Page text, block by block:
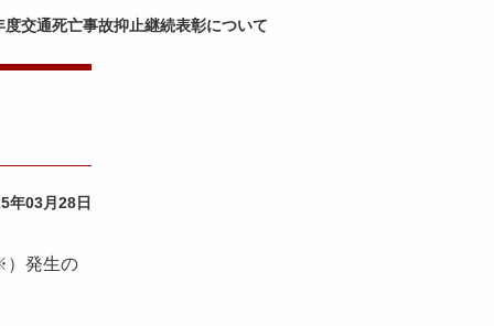
度交通死亡事故抑止継続表彰について
年03月28日
）発生の